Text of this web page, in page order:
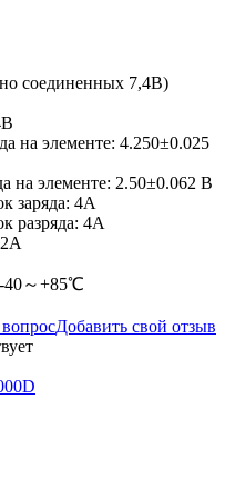
соединенных 7,4В)
на элементе: 4.250±0.025
на элементе: 2.50±0.062 В
заряда: 4A
разряда: 4А
-40～+85℃
Добавить свой отзыв